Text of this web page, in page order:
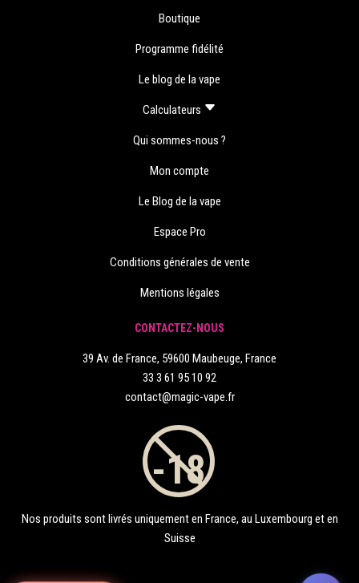
Boutique
Programme fidélité
Le blog de la vape
Calculateurs
Qui sommes-nous ?
Mon compte
Le Blog de la vape
Espace Pro
Conditions générales de vente
Mentions légales
CONTACTEZ-NOUS
39 Av. de France, 59600 Maubeuge, France
33 3 61 95 10 92
contact@magic-vape.fr
Nos produits sont livrés uniquement en France, au Luxembourg et en
Suisse